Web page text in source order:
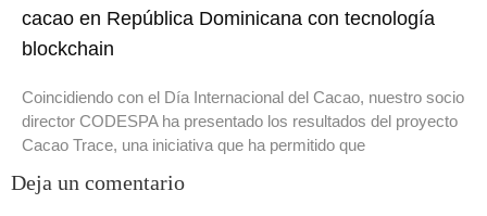
cacao en República Dominicana con tecnología
blockchain
Coincidiendo con el Día Internacional del Cacao, nuestro socio
director CODESPA ha presentado los resultados del proyecto
Cacao Trace, una iniciativa que ha permitido que
Deja un comentario